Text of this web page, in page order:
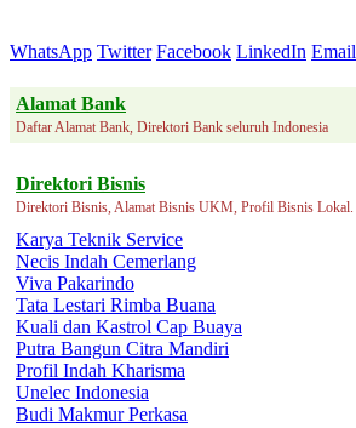
WhatsApp Twitter Facebook LinkedIn Email
Alamat Bank
Daftar Alamat Bank, Direktori Bank seluruh Indonesia
Direktori Bisnis
Direktori Bisnis, Alamat Bisnis UKM, Profil Bisnis Lokal.
Karya Teknik Service
Necis Indah Cemerlang
Viva Pakarindo
Tata Lestari Rimba Buana
Kuali dan Kastrol Cap Buaya
Putra Bangun Citra Mandiri
Profil Indah Kharisma
Unelec Indonesia
Budi Makmur Perkasa